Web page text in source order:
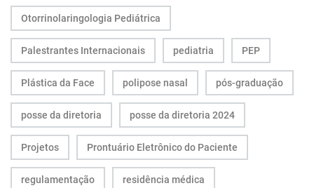
Otorrinolaringologia Pediátrica
Palestrantes Internacionais pediatria PEP
Plástica da Face polipose nasal pós-graduação
posse da diretoria posse da diretoria 2024
Projetos Prontuário Eletrônico do Paciente
regulamentação residência médica